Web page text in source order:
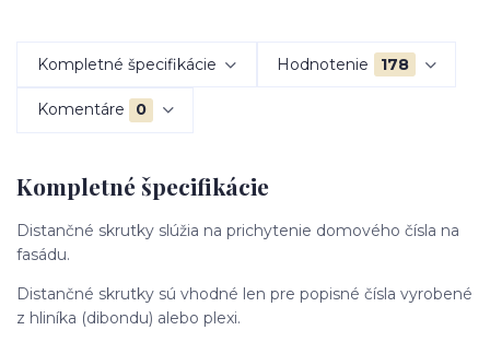
Kompletné špecifikácie Hodnotenie 178
Komentáre 0
Kompletné špecifikácie
Distančné skrutky slúžia na prichytenie domového čísla na
fasádu.
Distančné skrutky sú vhodné len pre popisné čísla vyrobené
z hliníka (dibondu) alebo plexi.